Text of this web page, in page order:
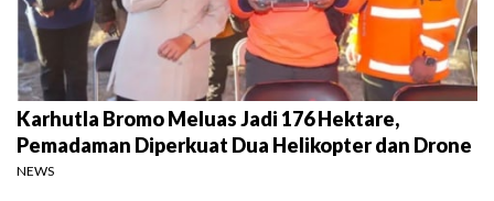
Karhutla Bromo Meluas Jadi 176 Hektare,
Pemadaman Diperkuat Dua Helikopter dan Drone
NEWS